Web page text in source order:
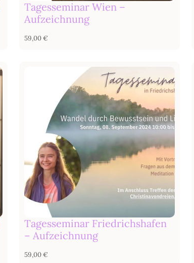
Tagesseminar Wien –
Aufzeichnung
59,00€
Tagesseminar Friedrichshafen
– Aufzeichnung
59,00€